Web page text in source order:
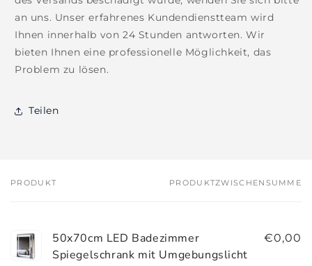
an uns. Unser erfahrenes Kundendienstteam wird
Ihnen innerhalb von 24 Stunden antworten. Wir
bieten Ihnen eine professionelle Möglichkeit, das
Problem zu lösen.
Teilen
Dein
PRODUKT PRODUKTZWISCHENSUMME
50x70cm LED Badezimmer
Spiegelschrank mit Umgebungslicht
€0,00